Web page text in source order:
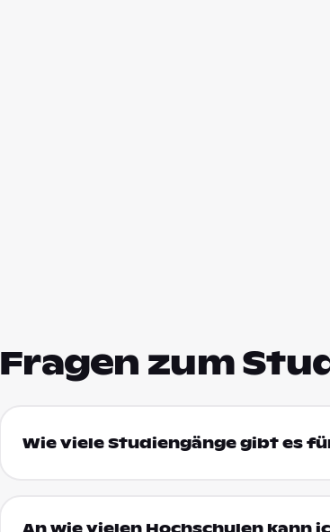
Fragen zum
Wie viele Studiengänge gibt es